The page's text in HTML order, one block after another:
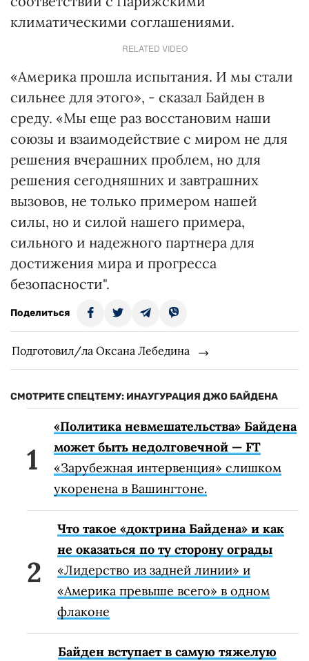
климатическими соглашениями.
RELATED VIDEO
«Америка прошла испытания. И мы стали
сильнее для этого», - сказал Байден в
среду. «Мы еще раз восстановим наши
союзы и взаимодействие с миром не для
решения вчерашних проблем, но для
решения сегодняшних и завтрашних
вызовов, не только примером нашей
силы, но и силой нашего примера,
сильного и надежного партнера для
достижения мира и прогресса
безопасности".
Поделиться
Подготовил/ла Оксана Лебедина
СМОТРИТЕ СПЕЦТЕМУ: ИНАУГУРАЦИЯ ДЖО БАЙДЕНА
«Политика невмешательства» Байдена
может быть недолговечной — FT
«Зарубежная интервенция» слишком
укоренена в Вашингтоне.
Что такое «доктрина Байдена» и как
не оказаться по ту сторону ограды
«Лидерство из задней линии» и
«Америка превыше всего» в одном
флаконе
Байден вступает в самую тяжелую